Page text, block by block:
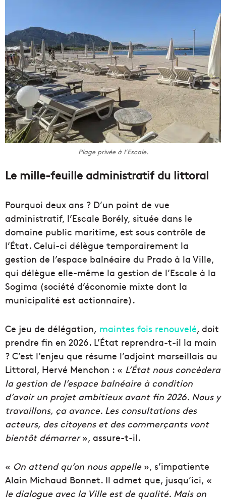
Plage privée à l’Escale.
Le mille-feuille administratif du littoral
Pourquoi deux ans ? D’un point de vue
administratif, l’Escale Borély, située dans le
domaine public maritime, est sous contrôle de
l’État. Celui-ci délègue temporairement la
gestion de l’espace balnéaire du Prado à la Ville,
qui délègue elle-même la gestion de l’Escale à la
Sogima (société d’économie mixte dont la
municipalité est actionnaire).
Ce jeu de délégation, maintes fois renouvelé, doit
prendre fin en 2026. L’État reprendra-t-il la main
? C’est l’enjeu que résume l’adjoint marseillais au
Littoral, Hervé Menchon : « L’État nous concèdera
la gestion de l’espace balnéaire à condition
d’avoir un projet ambitieux avant fin 2026. Nous y
travaillons, ça avance. Les consultations des
acteurs, des citoyens et des commerçants vont
bientôt démarrer», assure-t-il.
« On attend qu’on nous appelle », s’impatiente
Alain Michaud Bonnet. Il admet que, jusqu’ici, «
le dialogue avec la Ville est de qualité. Mais on